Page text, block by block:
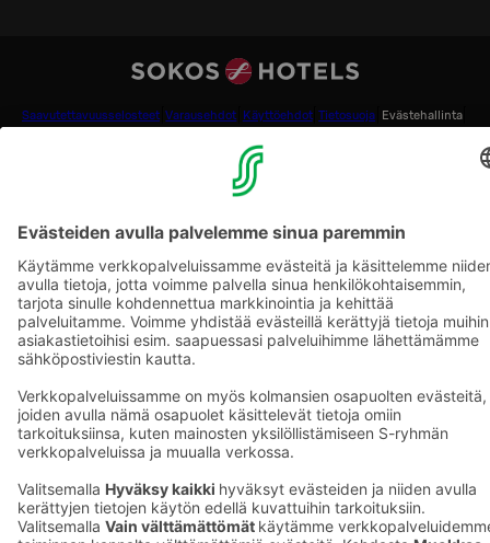
Saavutettavuusselosteet Varausehdot Käyttöehdot Tietosuoja Evästehallinta